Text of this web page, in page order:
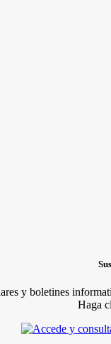
y boletines
Haga